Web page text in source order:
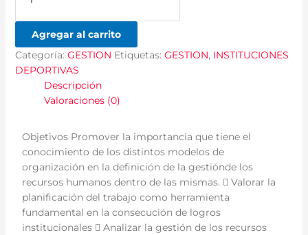
Agregar al carrito
Categoría: GESTION Etiquetas: GESTION, INSTITUCIONES
DEPORTIVAS
Descripción
Valoraciones (0)
Objetivos Promover la importancia que tiene el
conocimiento de los distintos modelos de
organización en la definición de la gestiónde los
recursos humanos dentro de las mismas.  Valorar la
planificación del trabajo como herramienta
fundamental en la consecución de logros
institucionales  Analizar la gestión de los recursos